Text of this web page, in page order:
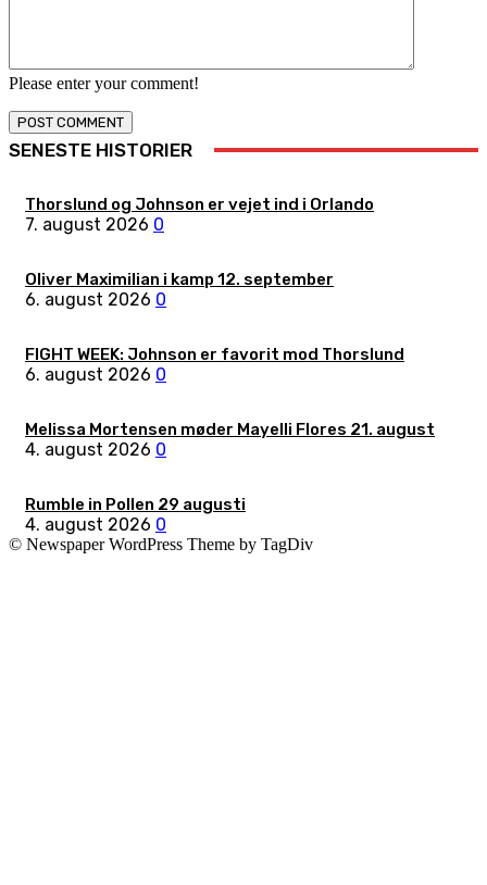
Please enter your comment!
SENESTE HISTORIER
Thorslund og Johnson er vejet ind i Orlando
7. august 2026 0
Oliver Maximilian i kamp 12. september
6. august 2026 0
FIGHT WEEK: Johnson er favorit mod Thorslund
6. august 2026 0
Melissa Mortensen møder Mayelli Flores 21. august
4. august 2026 0
Rumble in Pollen 29 augusti
4. august 2026 0
© Newspaper WordPress Theme by TagDiv